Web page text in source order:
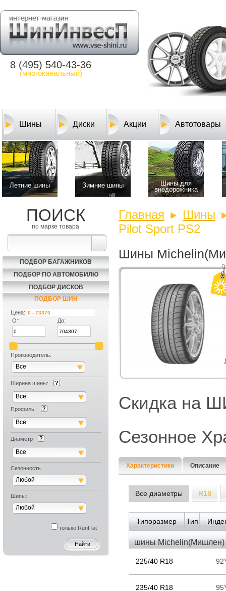
8 (495) 540-43-36
(многоканальный)
Шины Диски Акции Автотовары
Летние шины Зимние шины
Шины для
внедорожника
ПОИСК
по марке товара
ПОДБОР БАГАЖНИКОВ
ПОДБОР ПО АВТОМОБИЛЮ
ПОДБОР ДИСКОВ
ПОДБОР ШИН
Цена:
От:
До:
Производитель:
Все
Ширина шины:
Все
Профиль:
Все
Диаметр
Все
Сезонность
Любой
Шипы:
Любой
только RunFlat
Главная
Шины
Pilot Sport PS2
Шины
Скидка на
Сезонное
Характеристики Описание
Все диаметры R18
Типоразмер Тип
шины Michelin(Мишлен)
225/40 R18
235/40 R18